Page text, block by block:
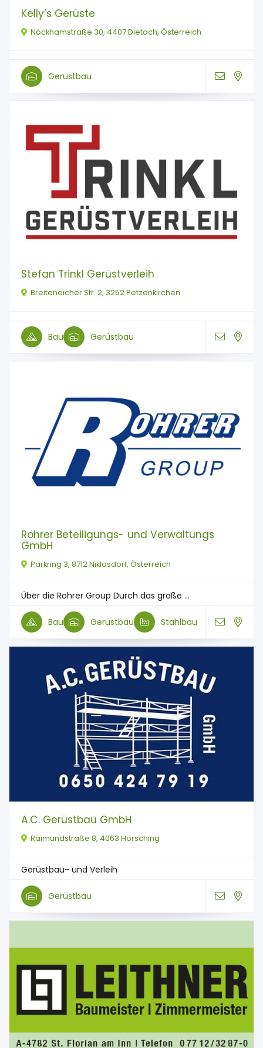
Kelly’s Gerüste
Nöckhamstraße 30, 4407 Dietach, Österreich
Gerüstbau
Stefan Trinkl Gerüstverleih
Breiteneicher Str. 2, 3252 Petzenkirchen
Bau Gerüstbau
Rohrer Beteiligungs- und Verwaltungs
GmbH
Parkring 3, 8712 Niklasdorf, Österreich
Über die Rohrer Group Durch das große ...
Bau Gerüstbau Stahlbau
A.C. Gerüstbau GmbH
Raimundstraße 8, 4063 Hörsching
Gerüstbau- und Verleih
Gerüstbau